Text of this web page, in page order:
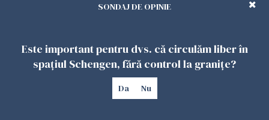
Mobilizare în Buzău. Pompierii au efectuat
căutări, după ce un bărbat a anunțat la 112 că a
văzut un obiect luminos
SONDAJ DE OPINIE
Este important pentru dvs. că circulăm liber în
spațiul Schengen, fără control la granițe?
Da Nu